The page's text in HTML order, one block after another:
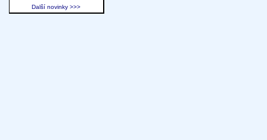
Další novinky >>>